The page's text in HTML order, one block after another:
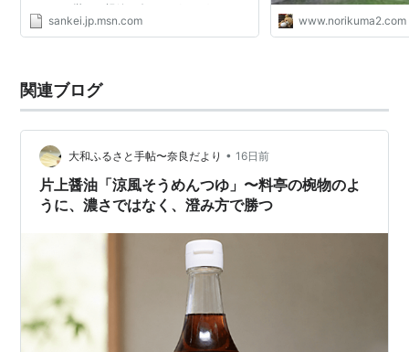
ない」と厳しい視線を向けるが、そうめんは
本来保存食で、業界では「２〜３年ものが一
sankei.jp.msn.com www.norikuma2.com
関連ブログ
大和ふるさと手帖〜奈良だより • 16日前
片上醤油「涼風そうめんつゆ」〜料亭の椀物のよ
うに、濃さではなく、澄み方で勝つ